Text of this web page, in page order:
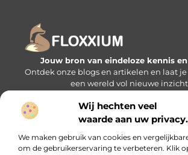
Wij hechten veel
waarde aan uw privacy.
We maken gebruik van cookies en
om de gebruikerservaring te verbeteren. Klik
Jouw bron van eindeloze kennis
Ontdek onze blogs en artikelen en laat je
een wereld vol nieuwe
Bericht categorie